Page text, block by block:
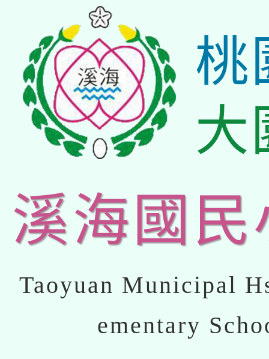
桃
大
溪海國民
Taoyuan Municipal
ementary